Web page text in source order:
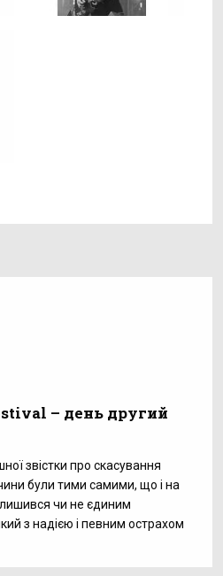
– день другий
звістки про скасування
були тими самими, що і на
чи не єдиним
з надією і певним острахом